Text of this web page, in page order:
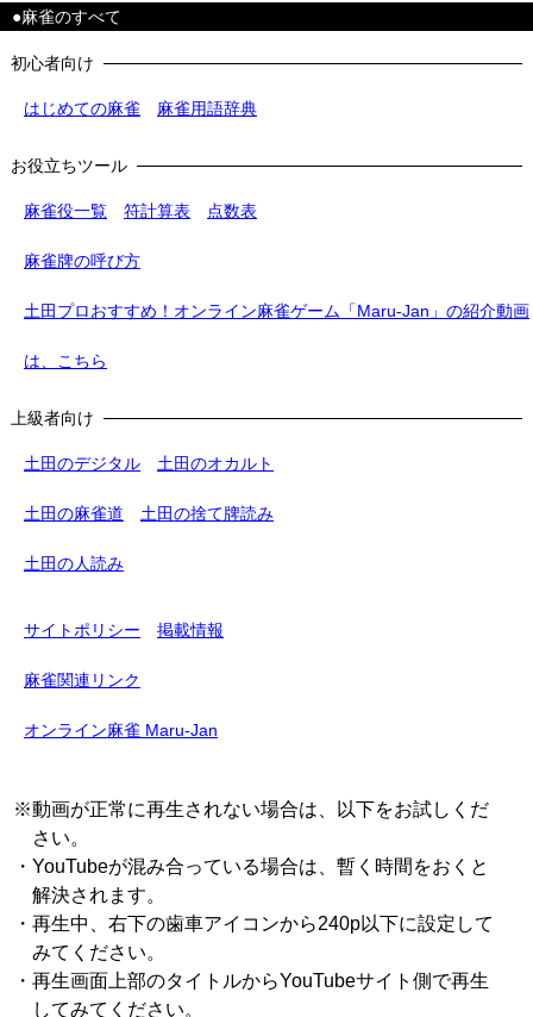
●麻雀のすべて
初心者向け
はじめての麻雀 麻雀用語辞典
お役立ちツール
麻雀役一覧 符計算表 点数表
麻雀牌の呼び方
土田プロおすすめ！オンライン麻雀ゲーム「Maru-Jan」の紹介動画
は、こちら
上級者向け
土田のデジタル 土田のオカルト
土田の麻雀道 土田の捨て牌読み
土田の人読み
サイトポリシー 掲載情報
麻雀関連リンク
オンライン麻雀 Maru-Jan
※動画が正常に再生されない場合は、以下をお試しくだ
さい。
・YouTubeが混み合っている場合は、暫く時間をおくと
解決されます。
・再生中、右下の歯車アイコンから240p以下に設定して
みてください。
・再生画面上部のタイトルからYouTubeサイト側で再生
してみてください。